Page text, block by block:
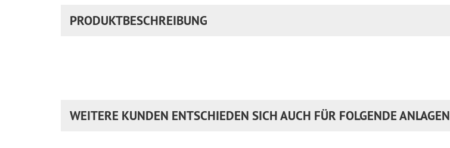
PRODUKTBESCHREIBUNG
WEITERE KUNDEN ENTSCHIEDEN SICH AUCH FÜR FOLGENDE ANLAGEN